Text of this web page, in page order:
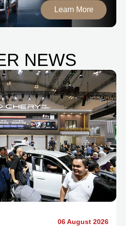
Learn More
NEWS
06 August 2026